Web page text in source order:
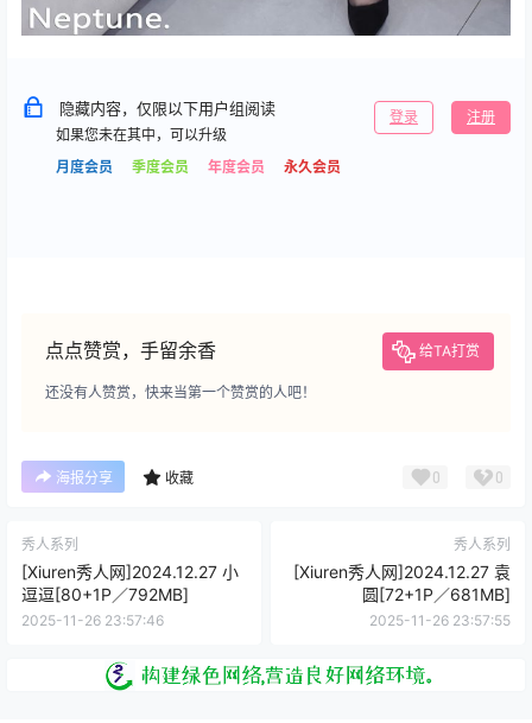
隐藏内容，仅限以下用户组阅读
如果您未在其中，可以升级
月度会员
季度会员 年度会员 永久会员
登录 注册
点点赞赏，手留余香 给TA打赏
还没有人赞赏，快来当第一个赞赏的人吧！
海报分享 收藏 0 0
秀人系列
[Xiuren秀人网]2024.12.27 小
逗逗[80+1P／792MB]
2025-11-26 23:57:46
秀人系列
[Xiuren秀人网]2024.12.27 袁
圆[72+1P／681MB]
2025-11-26 23:57:55